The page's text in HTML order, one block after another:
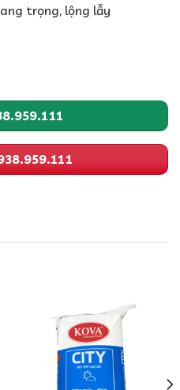
trọng, lộng lẫy